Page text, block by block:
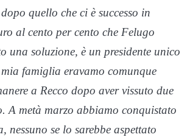
quello che ci è successo in
al cento per cento che Felugo
una soluzione, è un presidente unico
famiglia eravamo comunque
a Recco dopo aver vissuto due
A metà marzo abbiamo conquistato
nessuno se lo sarebbe aspettato